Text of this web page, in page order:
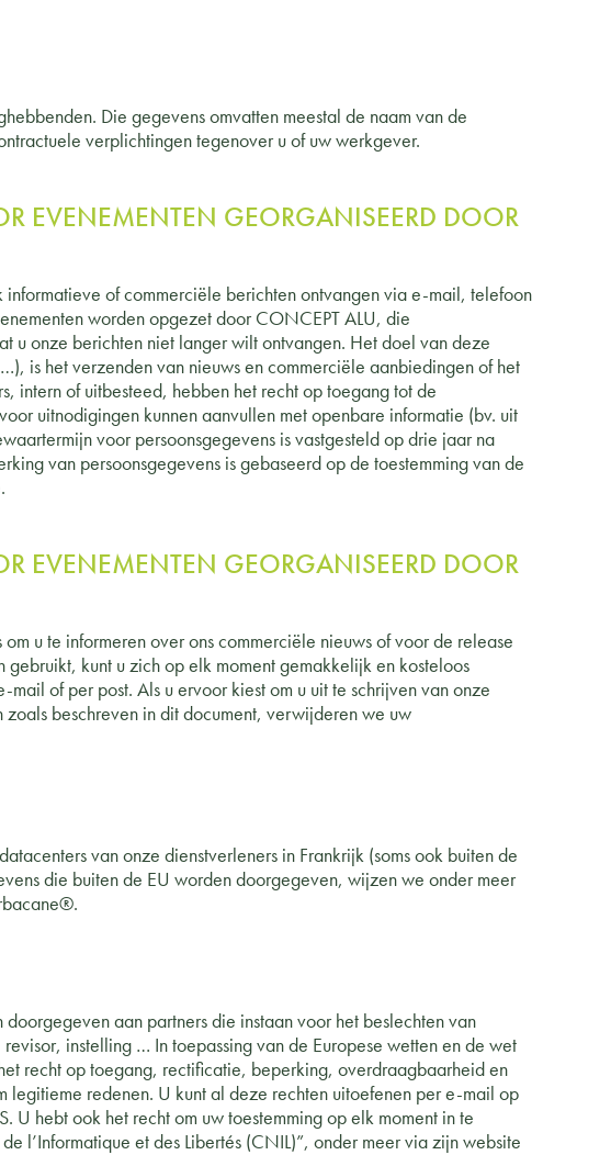
Die gegevens omvatten meestal de naam van de
verplichtingen tegenover u of uw werkgever.
GEORGANISEERD DOOR
of commerciële berichten ontvangen via e-mail, telefoon
worden opgezet door CONCEPT ALU, die
u onze berichten niet langer wilt ontvangen. Het doel van deze
is het verzenden van nieuws en commerciële aanbiedingen of het
intern of uitbesteed, hebben het recht op toegang tot de
uitnodigingen kunnen aanvullen met openbare informatie (bv. uit
voor persoonsgegevens is vastgesteld op drie jaar na
van persoonsgegevens is gebaseerd op de toestemming van de
GEORGANISEERD DOOR
u te informeren over ons commerciële nieuws of voor de release
kunt u zich op elk moment gemakkelijk en kosteloos
of per post. Als u ervoor kiest om u uit te schrijven van onze
beschreven in dit document, verwijderen we uw
van onze dienstverleners in Frankrijk (soms ook buiten de
die buiten de EU worden doorgegeven, wijzen we onder meer
aan partners die instaan voor het beslechten van
instelling … In toepassing van de Europese wetten en de wet
recht op toegang, rectificatie, beperking, overdraagbaarheid en
legitieme redenen. U kunt al deze rechten uitoefenen per e-mail op
U hebt ook het recht om uw toestemming op elk moment in te
l’Informatique et des Libertés (CNIL)”, onder meer via zijn website